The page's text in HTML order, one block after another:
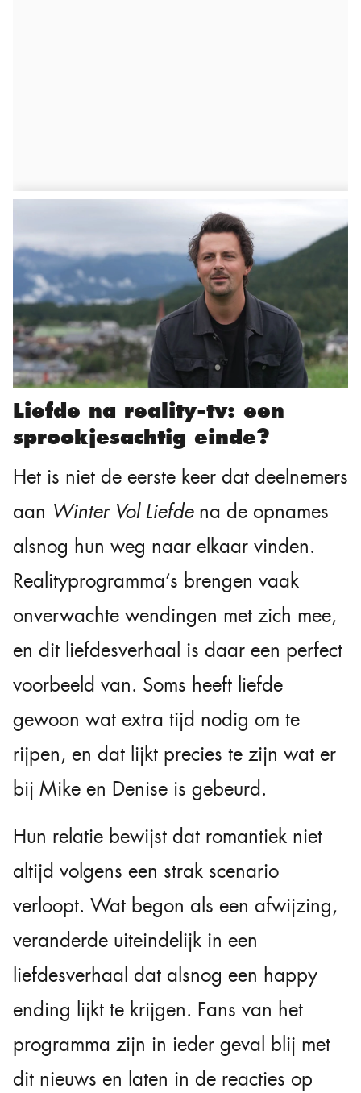
Liefde na reality-tv: een
sprookjesachtig einde?
Het is niet de eerste keer dat deelnemers
aan Winter Vol Liefdena de opnames
alsnog hun weg naar elkaar vinden.
Realityprogramma’s brengen vaak
onverwachte wendingen met zich mee,
en dit liefdesverhaal is daar een perfect
voorbeeld van. Soms heeft liefde
gewoon wat extra tijd nodig om te
rijpen, en dat lijkt precies te zijn wat er
bij Mike en Denise is gebeurd.
Hun relatie bewijst dat romantiek niet
altijd volgens een strak scenario
verloopt. Wat begon als een afwijzing,
veranderde uiteindelijk in een
liefdesverhaal dat alsnog een happy
ending lijkt te krijgen. Fans van het
programma zijn in ieder geval blij met
dit nieuws en laten in de reacties op